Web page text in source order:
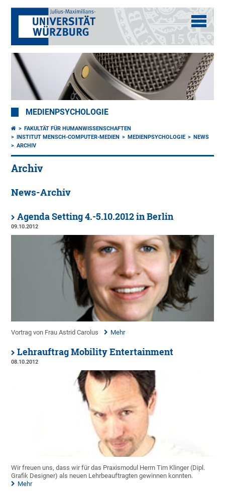
MEDIENPSYCHOLOGIE
FAKULTÄT FÜR HUMANWISSENSCHAFTEN
INSTITUT MENSCH-COMPUTER-MEDIEN
MEDIENPSYCHOLOGIE
NEWS
ARCHIV
Archiv
News-Archiv
Agenda Setting 4.-5.10.2012 in Berlin
09.10.2012
Vortrag von Frau Astrid Carolus Mehr
Lehrauftrag Mobility Entertainment
08.10.2012
Wir freuen uns, dass wir für das Praxismodul Herrn Tim Klinger (Dipl.
Grafik Designer) als neuen Lehrbeauftragten gewinnen konnten.
Mehr